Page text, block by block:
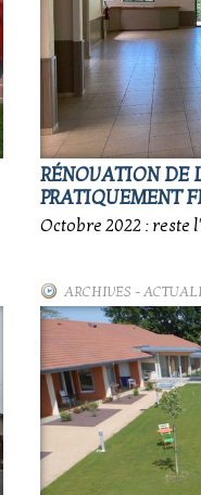
RÉNOVATION DE
PRATIQUEMENT
Octobre 2022 : reste
ARCHIVES -